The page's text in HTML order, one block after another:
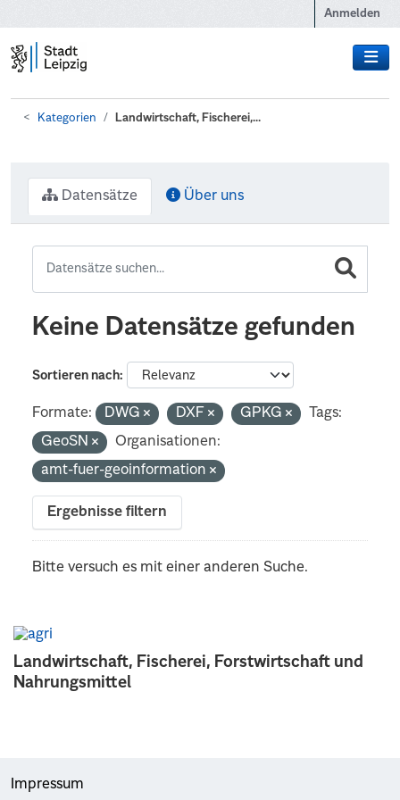
Anmelden
Kategorien Landwirtschaft, Fischerei,...
Landwirtschaft, Fischerei, Forstwirtschaft und
Nahrungsmittel
Datensätze Über uns
Keine Datensätze gefunden
Sortieren nach
Formate: DWG DXF GPKG
Tags:
GeoSN
Organisationen:
amt-fuer-geoinformation
Ergebnisse filtern
Bitte versuch es mit einer anderen Suche.
Impressum